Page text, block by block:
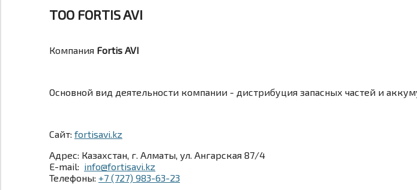
ТОО FORTIS AVI
Компания Fortis AVI
Основной вид деятельности компании - дистрибуция запасных частей и
Сайт: fortisavi.kz
Адрес: Казахстан, г. Алматы, ул. Ангарская 87/4
E-mail: info@fortisavi.kz
Телефоны: +7 (727) 983-63-23